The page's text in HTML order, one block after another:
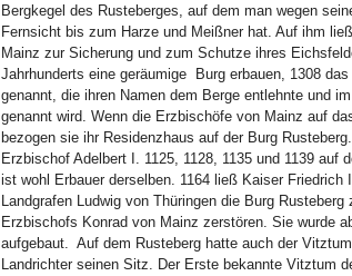
Bergkegel des Rusteberges, auf dem man wegen
Fernsicht bis zum Harze und Meißner hat. Auf ihm
Mainz zur Sicherung und zum Schutze ihres
Jahrhunderts eine geräumige Burg erbauen, 1308
genannt, die ihren Namen dem Berge entlehnte und
genannt wird. Wenn die Erzbischöfe von Mainz auf
bezogen sie ihr Residenzhaus auf der Burg
Erzbischof Adelbert I. 1125, 1128, 1135 und 1139 auf
ist wohl Erbauer derselben. 1164 ließ Kaiser Friedrich
Landgrafen Ludwig von Thüringen die Burg Rusteberg
Erzbischofs Konrad von Mainz zerstören. Sie wurde
aufgebaut. Auf dem Rusteberg hatte auch der
Landrichter seinen Sitz. Der Erste bekannte Vitztum